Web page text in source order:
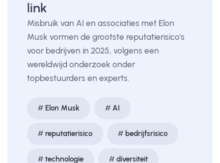
link
Misbruik van AI en associaties met Elon
Musk vormen de grootste reputatierisico's
voor bedrijven in 2025, volgens een
wereldwijd onderzoek onder
topbestuurders en experts.
Elon Musk AI
reputatierisico bedrijfsrisico
technologie diversiteit